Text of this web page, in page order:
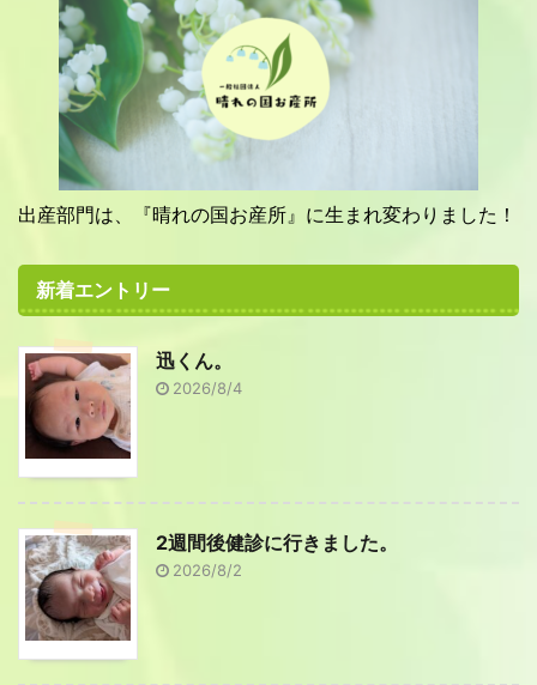
出産部門は、『晴れの国お産所』に生まれ変わりました！
新着エントリー
迅くん。
2026/8/4
2週間後健診に行きました。
2026/8/2